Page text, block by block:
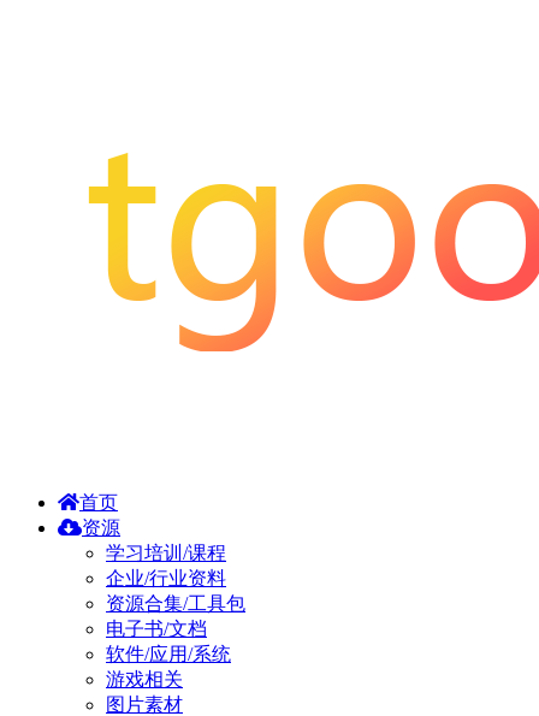
首页
资源
学习培训/课程
企业/行业资料
资源合集/工具包
电子书/文档
软件/应用/系统
游戏相关
图片素材